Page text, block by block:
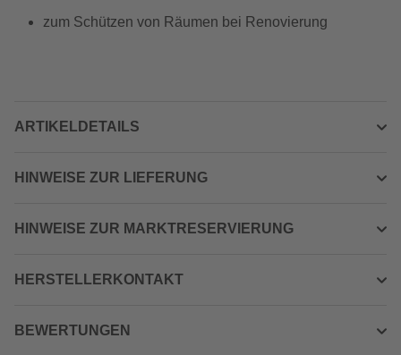
zum Schützen von Räumen bei Renovierung
ARTIKELDETAILS
HINWEISE ZUR LIEFERUNG
HINWEISE ZUR MARKTRESERVIERUNG
HERSTELLERKONTAKT
BEWERTUNGEN